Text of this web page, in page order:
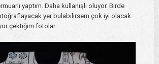
yaptım. Daha kullanışlı oluyor. Birde
yer bulabilirsem çok iyi olacak.
çektiğim fotolar.